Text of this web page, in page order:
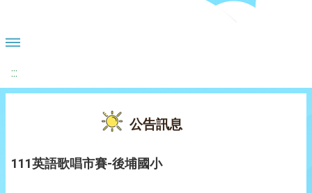
:::
公告訊息
111英語歌唱市賽-後埔國小